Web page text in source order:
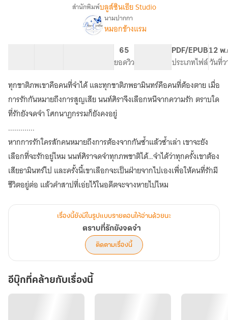
เรื่อง
ตราบ
ที่รัก
ยัง
จดจำ
สำนักพิมพ์บลูส์ซินเธีย Studio
นามปากกา
หมอกข้างแรม
65
ยอดวิว
PDF/EPUB
ประเภทไฟล์
12 พ
วันที่ว
ทุกชาติภพเขาคือคนที่จำได้ และทุกชาติภพธามินทร์คือคนที่ต้องตาย เมื่อ
การรักกันหมายถึงการสูญเสีย นนท์ศิราจึงเลือกหนีจากความรัก ตราบใด
ที่รักยังจดจำ โศกนาฏกรรมก็ยังคงอยู่
.............
หากการรักใครสักคนหมายถึงการต้องจากกันซ้ำแล้วซ้ำเล่า เขาจะยัง
เลือกที่จะรักอยู่ไหม นนท์ศิราจดจำทุกภพชาติได้…จำได้ว่าทุกครั้งเขาต้อง
เสียธามินทร์ไป และครั้งนี้เขาเลือกจะเป็นฝ่ายจากไปเองเพื่อให้คนที่รักมี
ชีวิตอยู่ต่อ แล้วคำสาปที่เอ่ยไว้ในอดีตจะจางหายไปไหม
เรื่องนี้ยังมีในรูปแบบรายตอนให้อ่านด้วยนะ
ตราบที่รักยังจดจำ
ติดตามเรื่องนี้
อีบุ๊กที่คล้ายกับเรื่องนี้